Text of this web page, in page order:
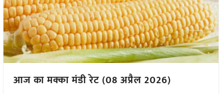
आज का मक्का मंडी रेट (08 अप्रैल 2026)